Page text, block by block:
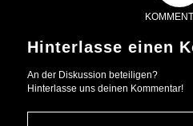
Hinterlasse einen
An der Diskussion beteiligen?
Hinterlasse uns deinen Kommentar!